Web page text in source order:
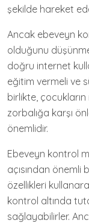
şekilde hareket
Ancak ebeveyn
olduğunu
doğru internet
eğitim vermeli ve
birlikte,
zorbalığa karşı
önemlidir.
Ebeveyn kontrol
açısından önemli
özellikleri
kontrol altında
sağlayabilirler.